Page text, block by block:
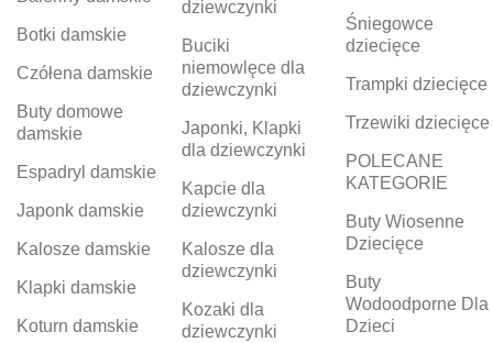
Botki damskie
Czółena damskie
Buty domowe
damskie
Espadryl damskie
Japonk damskie
Kalosze damskie
Klapki damskie
Koturn damskie
dziewczynki
Buciki
niemowlęce dla
dziewczynki
Japonki, Klapki
dla dziewczynki
Kapcie dla
dziewczynki
Kalosze dla
dziewczynki
Kozaki dla
dziewczynki
Śniegowce
dziecięce
Trampki dziecięce
Trzewiki dziecięce
POLECANE
KATEGORIE
Buty Wiosenne
Dziecięce
Buty
Wodoodporne Dla
Dzieci